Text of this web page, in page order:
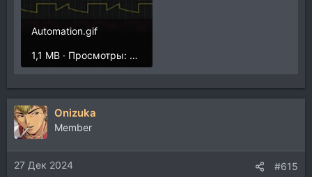
Automation.gif
1,1 MB · Просмотры: 210
Onizuka
Member
27 Дек 2024 #615